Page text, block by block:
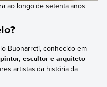
ao longo de setenta anos
Buonarroti, conhecido em
pintor, escultor e arquiteto
artistas da história da